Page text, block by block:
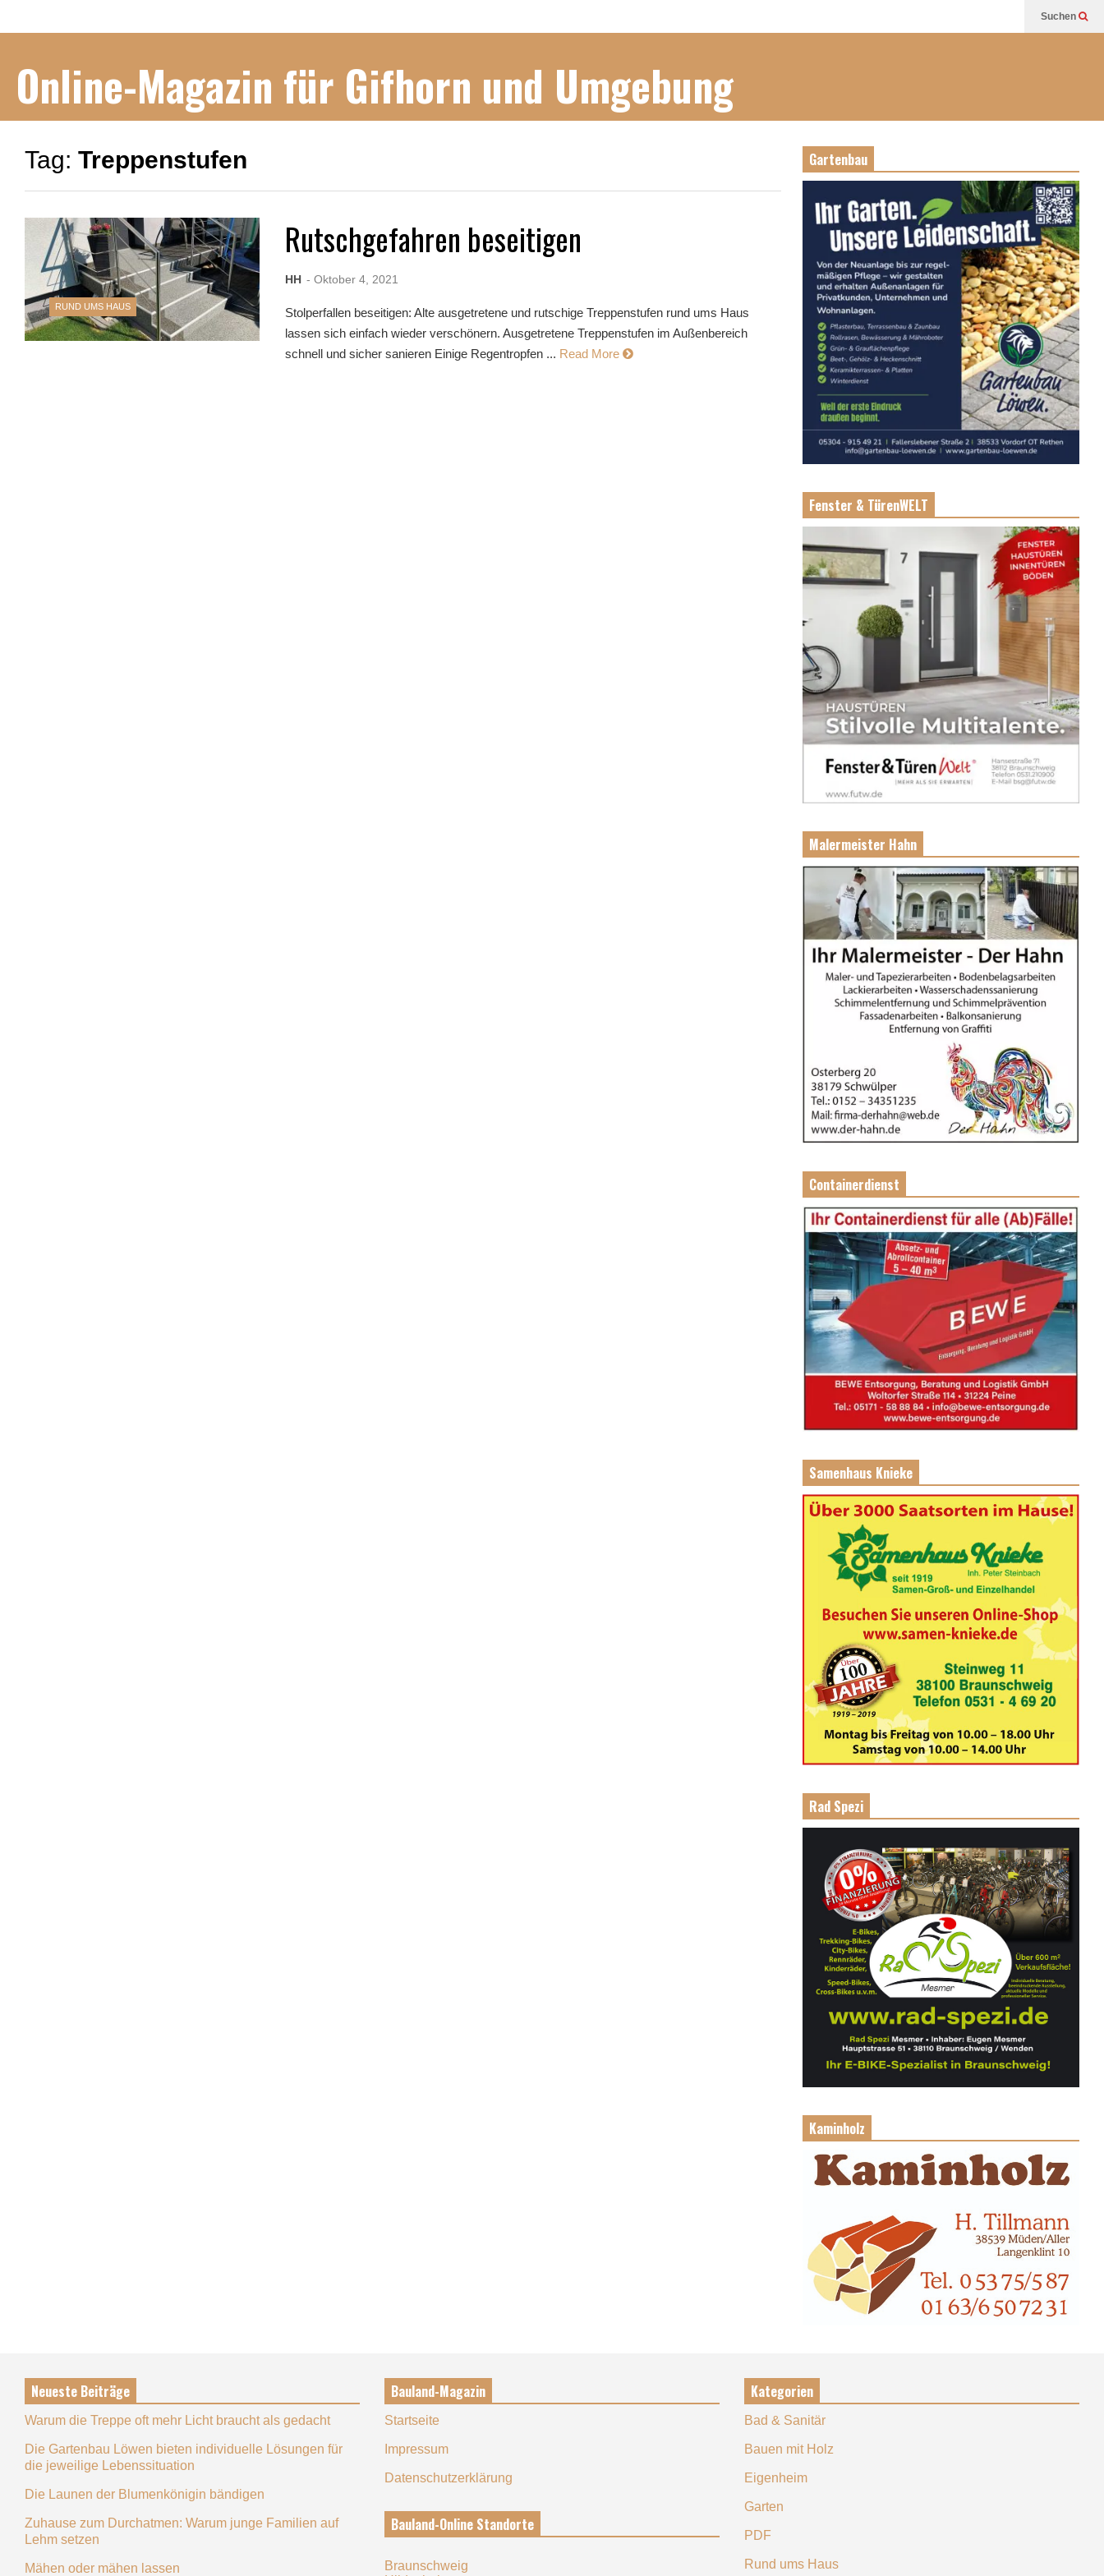
Suchen
Online-Magazin für Gifhorn und Umgebung
Tag: Treppenstufen
RUND UMS HAUS
Rutschgefahren beseitigen
HH - Oktober 4, 2021
Stolperfallen beseitigen: Alte ausgetretene und rutschige Treppenstufen rund ums Haus
lassen sich einfach wieder verschönern. Ausgetretene Treppenstufen im Außenbereich
schnell und sicher sanieren Einige Regentropfen ... Read More
Gartenbau
Fenster & TürenWELT
Malermeister Hahn
Containerdienst
Samenhaus Knieke
Rad Spezi
Kaminholz
Neueste Beiträge
Warum die Treppe oft mehr Licht braucht als gedacht
Die Gartenbau Löwen bieten individuelle Lösungen für
die jeweilige Lebenssituation
Die Launen der Blumenkönigin bändigen
Zuhause zum Durchatmen: Warum junge Familien auf
Lehm setzen
Mähen oder mähen lassen
Bauland-Magazin
Startseite
Impressum
Datenschutzerklärung
Bauland-Online Standorte
Braunschweig
Kategorien
Bad & Sanitär
Bauen mit Holz
Eigenheim
Garten
PDF
Rund ums Haus